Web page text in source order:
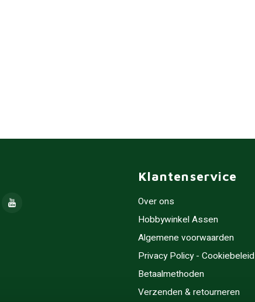
Klantenservice
Over ons
Hobbywinkel Assen
Algemene voorwaarden
Privacy Policy - Cookiebeleid
Betaalmethoden
Verzenden & retourneren